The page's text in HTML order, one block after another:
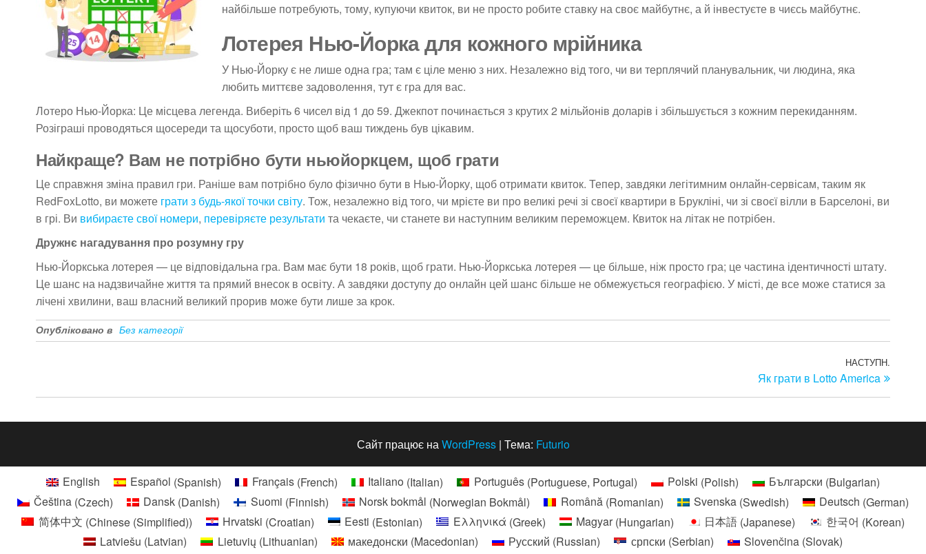
найбільше потребують, тому, купуючи квиток, ви не просто робите ставку на своє майбутнє, а й інвестуєте в чиєсь майбутнє.
Лотерея Нью-Йорка для кожного мрійника
У Нью-Йорку є не лише одна гра; там є ціле меню з них. Незалежно від того, чи ви терплячий планувальник, чи людина, яка
любить миттєве задоволення, тут є гра для вас.
Лотеро Нью-Йорка: Це місцева легенда. Виберіть 6 чисел від 1 до 59. Джекпот починається з крутих 2 мільйонів доларів і збільшується з кожним перекиданням.
Розіграші проводяться щосереди та щосуботи, просто щоб ваш тиждень був цікавим.
Найкраще? Вам не потрібно бути ньюйоркцем, щоб грати
Це справжня зміна правил гри. Раніше вам потрібно було фізично бути в Нью-Йорку, щоб отримати квиток. Тепер, завдяки легітимним онлайн-сервісам, таким як
RedFoxLotto, ви можете грати з будь-якої точки світу. Тож, незалежно від того, чи мрієте ви про великі речі зі своєї квартири в Брукліні, чи зі своєї вілли в Барселоні, ви
в грі. Ви вибираєте свої номери, перевіряєте результати та чекаєте, чи станете ви наступним великим переможцем. Квиток на літак не потрібен.
Дружнє нагадування про розумну гру
Нью-Йоркська лотерея — це відповідальна гра. Вам має бути 18 років, щоб грати. Нью-Йоркська лотерея — це більше, ніж просто гра; це частина ідентичності штату.
Це шанс на надзвичайне життя та прямий внесок в освіту. А завдяки доступу до онлайн цей шанс більше не обмежується географією. У місті, де все може статися за
лічені хвилини, ваш власний великий прорив може бути лише за крок.
Опубліковано в Без категорії
записів
запис
НАСТУПН.
Як грати в Lotto America
Сайт працює наWordPress | Тема: Futurio
English Español (Spanish) Français(French) Italiano (Italian) Português(Portuguese, Portugal) Polski (Polish) Български (Bulgarian)
Čeština (Czech) Dansk (Danish) Suomi (Finnish) Norsk bokmål (Norwegian Bokmål) Română(Romanian) Svenska(Swedish) Deutsch (German)
简体中文 (Chinese (Simplified)) Hrvatski (Croatian) Eesti (Estonian) Ελληνικά (Greek) Magyar (Hungarian) 日本語 (Japanese) 한국어 (Korean)
Latviešu (Latvian) Lietuvių (Lithuanian) македонски (Macedonian) Русский (Russian) српски (Serbian) Slovenčina (Slovak)